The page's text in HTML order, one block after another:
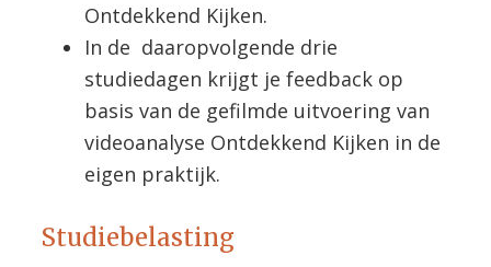
Ontdekkend Kijken.
In de daaropvolgende drie
studiedagen krijgt je feedback op
basis van de gefilmde uitvoering van
videoanalyse Ontdekkend Kijken in de
eigen praktijk.
Studiebelasting